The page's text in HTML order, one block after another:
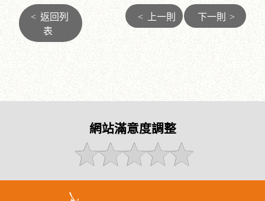
< 返回列
表
< 上一則 下一則 >
網站滿意度調整